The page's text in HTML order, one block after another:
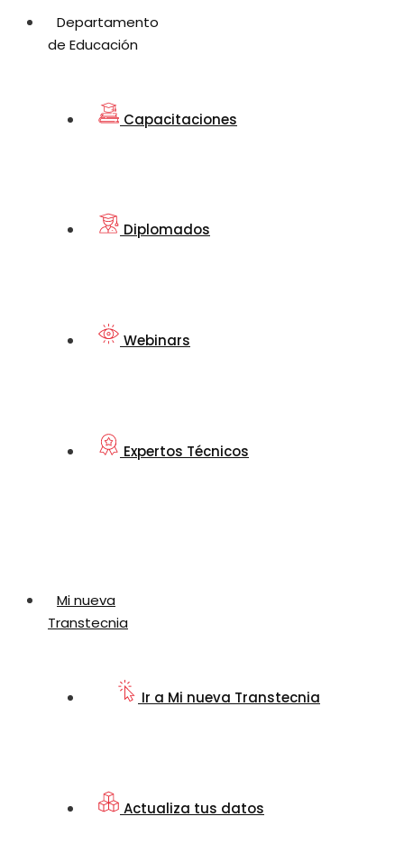
Departamento
de Educación
Capacitaciones
Diplomados
Webinars
Expertos Técnicos
Mi nueva
Transtecnia
Ir a Mi nueva Transtecnia
Actualiza tus datos